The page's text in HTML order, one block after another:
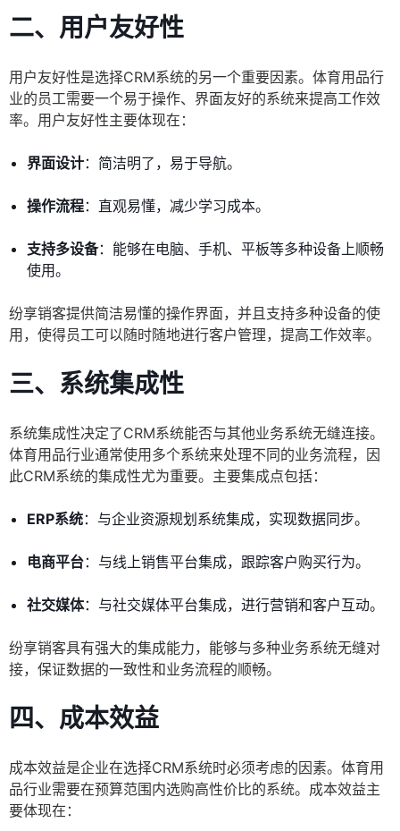
二、用户友好性
用户友好性是选择CRM系统的另一个重要因素。体育用品行
业的员工需要一个易于操作、界面友好的系统来提高工作效
率。用户友好性主要体现在：
界面设计：简洁明了，易于导航。
操作流程：直观易懂，减少学习成本。
支持多设备：能够在电脑、手机、平板等多种设备上顺畅
使用。
纷享销客提供简洁易懂的操作界面，并且支持多种设备的使
用，使得员工可以随时随地进行客户管理，提高工作效率。
三、系统集成性
系统集成性决定了CRM系统能否与其他业务系统无缝连接。
体育用品行业通常使用多个系统来处理不同的业务流程，因
此CRM系统的集成性尤为重要。主要集成点包括：
ERP系统：与企业资源规划系统集成，实现数据同步。
电商平台：与线上销售平台集成，跟踪客户购买行为。
社交媒体：与社交媒体平台集成，进行营销和客户互动。
纷享销客具有强大的集成能力，能够与多种业务系统无缝对
接，保证数据的一致性和业务流程的顺畅。
四、成本效益
成本效益是企业在选择CRM系统时必须考虑的因素。体育用
品行业需要在预算范围内选购高性价比的系统。成本效益主
要体现在：